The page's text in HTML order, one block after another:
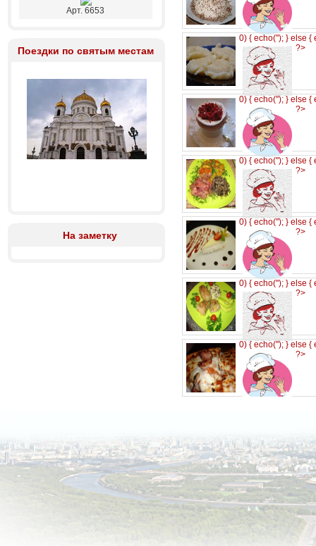
Арт. 6653
Поездки по святым местам
На заметку
0) { echo(''); } else {
?>
0) { echo(''); } else {
?>
0) { echo(''); } else {
?>
0) { echo(''); } else {
?>
0) { echo(''); } else {
?>
0) { echo(''); } else {
?>